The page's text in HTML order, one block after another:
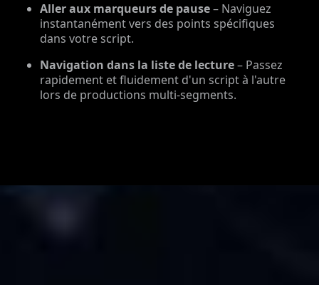
Aller aux marqueurs de pause– Naviguez
instantanément vers des points spécifiques
dans votre script.
Navigation dans la liste de lecture– Passez
rapidement et fluidement d'un script à l'autre
lors de productions multi-segments.